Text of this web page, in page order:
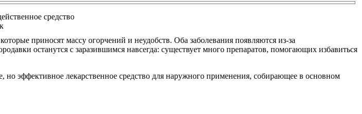
приносят массу огорчений и неудобств. Оба заболевания появляются из-за
останутся с заразившимся навсегда: существует много препаратов, помогающих избавиться
но эффективное лекарственное средство для наружного применения, собирающее в основном